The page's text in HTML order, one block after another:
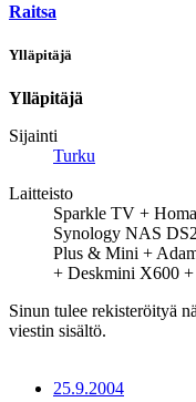
Raitsa
Ylläpitäjä
Ylläpitäjä
Sijainti
Turku
Laitteisto
Sparkle TV +
Synology NAS
Plus & Mini +
+ Deskmini X600
Sinun tulee rekisteröityä
viestin sisältö.
25.9.2004